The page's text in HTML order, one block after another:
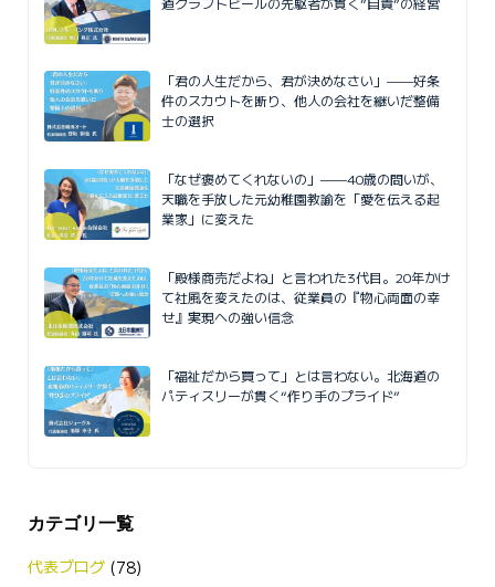
「君の人生だから、君が決めなさい」——好条
件のスカウトを断り、他人の会社を継いだ整備
士の選択
「なぜ褒めてくれないの」——40歳の問いが、
天職を手放した元幼稚園教諭を「愛を伝える起
業家」に変えた
「殿様商売だよね」と言われた3代目。20年かけ
て社風を変えたのは、従業員の『物心両面の幸
せ』実現への強い信念
「福祉だから買って」とは言わない。北海道の
パティスリーが貫く“作り手のプライド”
カテゴリ一覧
代表ブログ(78)